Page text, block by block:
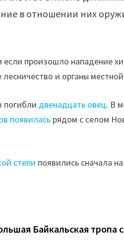
в отношении них
если произошло нападение
и органы
погибли двенадцать овец. В
появилась рядом с селом
степи появились сначала на
Байкальская тропа